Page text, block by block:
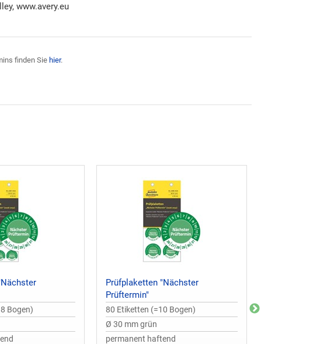
www.avery.eu
finden Sie hier.
Bogen)
Prüfplaketten "Nächster
Prüftermin"
80 Etiketten (=10 Bogen)
Ø 30 mm grün
permanent haftend